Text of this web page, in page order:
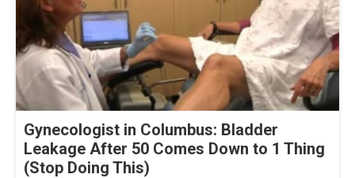
Gynecologist in Columbus: Bladder
Leakage After 50 Comes Down to 1 Thing
(Stop Doing This)